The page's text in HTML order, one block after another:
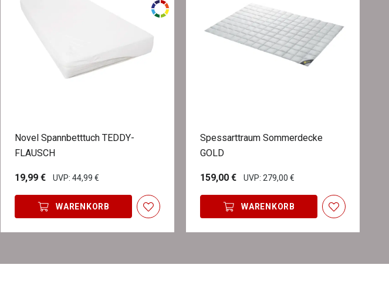
Novel Spannbetttuch TEDDY-
FLAUSCH
19,99 € UVP: 44,99 €
WARENKORB
Spessarttraum Sommerdecke
GOLD
159,00 € UVP: 279,00 €
WARENKORB